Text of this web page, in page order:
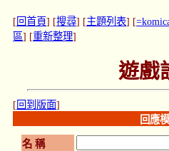
[ 回首頁] [搜尋] [主題列表] [
區] [重新整理]
遊戲
[ 回到版面]
回應
名 稱